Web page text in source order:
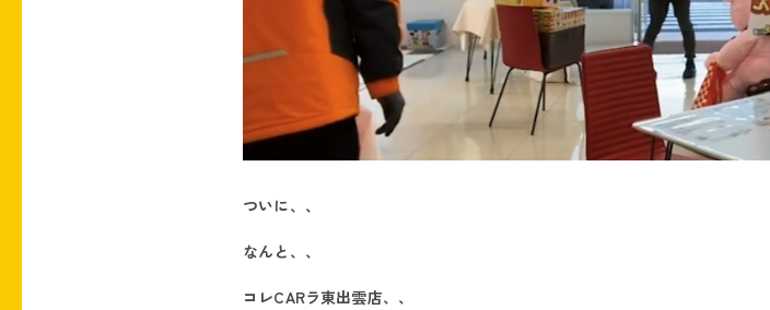
ついに、、
なんと、、
コレCARラ東出雲店、、